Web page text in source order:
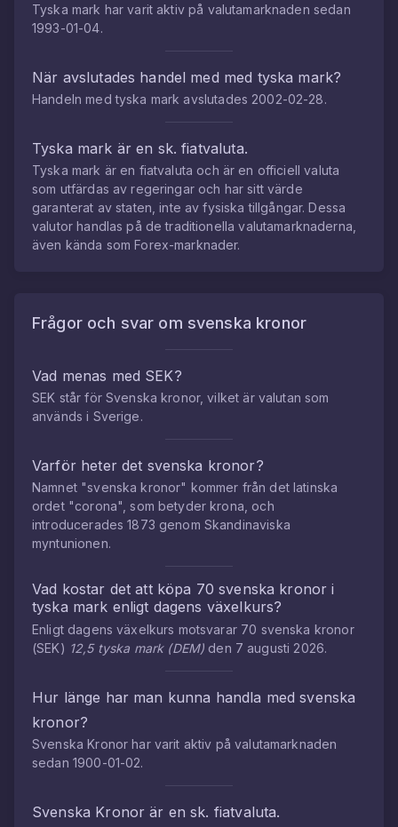
Tyska mark har varit aktiv på valutamarknaden sedan
1993-01-04.
När avslutades handel med med tyska mark?
Handeln medtyska mark avslutades 2002-02-28.
Tyska mark är en sk. fiatvaluta.
Tyska mark är en fiatvaluta och är en officiell valuta
som utfärdas av regeringar och har sitt värde
garanterat av staten, inte av fysiska tillgångar. Dessa
valutor handlas på de traditionella valutamarknaderna,
även kända som Forex-marknader.
Frågor och svar om svenska kronor
Vad menas med SEK?
SEK står för Svenska kronor, vilket är valutan som
används i Sverige.
Varför heter det svenska kronor?
Namnet "svenska kronor" kommer från det latinska
ordet "corona", som betyder krona, och
introducerades 1873 genom Skandinaviska
myntunionen.
Vad kostar det att köpa 70svenska kronor i
tyska mark enligt dagens växelkurs?
Enligt dagens växelkurs motsvarar 70 svenska kronor
(SEK) 12,5 tyska mark(DEM) den 7 augusti 2026.
Hur länge har man kunna handla medsvenska
kronor?
Svenska Kronor har varit aktiv på valutamarknaden
sedan 1900-01-02.
Svenska Kronor är en sk. fiatvaluta.